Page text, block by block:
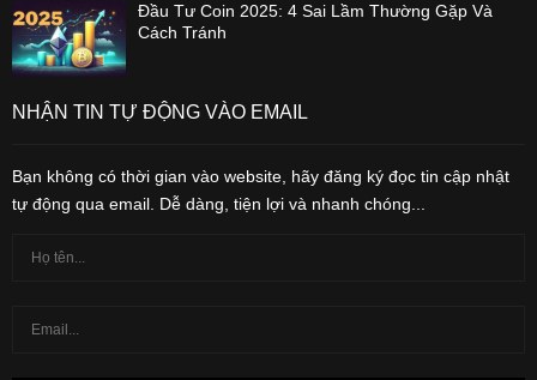
Đầu Tư Coin 2025: 4 Sai Lầm Thường Gặp Và
Cách Tránh
NHẬN TIN TỰ ĐỘNG VÀO EMAIL
Bạn không có thời gian vào website, hãy đăng ký đọc tin cập nhật
tự động qua email. Dễ dàng, tiện lợi và nhanh chóng...